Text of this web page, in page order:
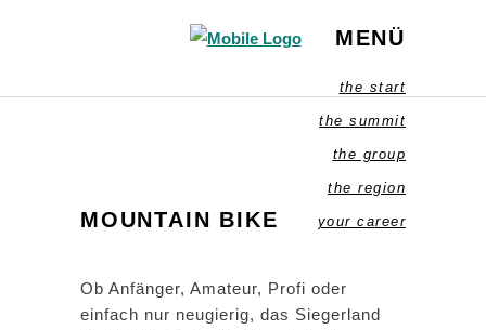
MENÜ
the start
the summit
the group
the region
your career
MOUNTAIN BIKE
Ob Anfänger, Amateur, Profi oder
einfach nur neugierig, das Siegerland